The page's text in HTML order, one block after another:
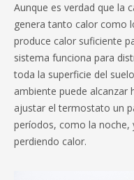
Aunque es verdad que la
genera tanto calor como
produce calor suficiente
sistema funciona para
toda la superficie del
ambiente puede alcanzar
ajustar el termostato un
períodos, como la noche,
perdiendo calor.